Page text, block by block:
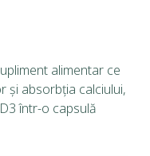
alimentar ce
și absorbția calciului,
într-o capsulă